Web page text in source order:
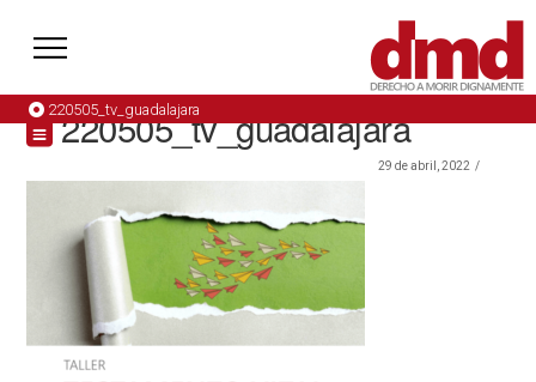
220505_tv_guadalajara
220505_tv_guadalajara
29 de abril, 2022